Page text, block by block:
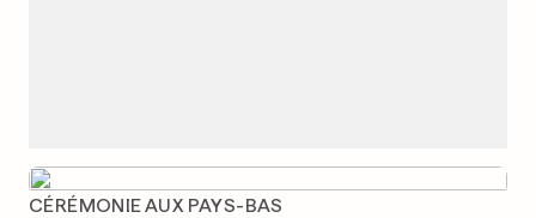
CÉRÉMONIE AUX PAYS-BAS